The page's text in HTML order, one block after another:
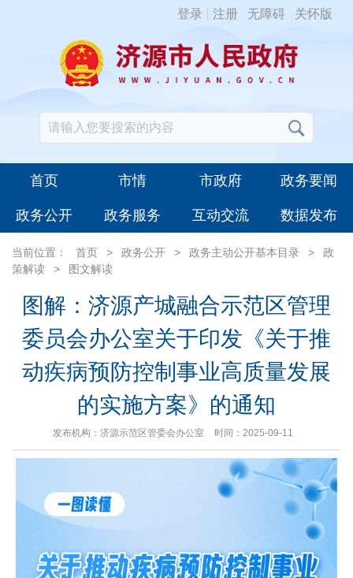
登录 注册 无障碍 关怀版
首页 市情 市政府 政务要闻
政务公开 政务服务 互动交流 数据发布
当前位置： 首页 > 政务公开 > 政务主动公开基本目录 >
政
策解读
> 图文解读
图解：济源产城融合示范区管理
委员会办公室关于印发《关于推
动疾病预防控制事业高质量发展
的实施方案》的通知
发布机构：济源示范区管委会办公室 时间：2025-09-11